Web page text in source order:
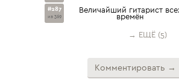
#287
из 369
Величайший гитарист
времён
→ ЕЩЁ (5)
Комментировать →